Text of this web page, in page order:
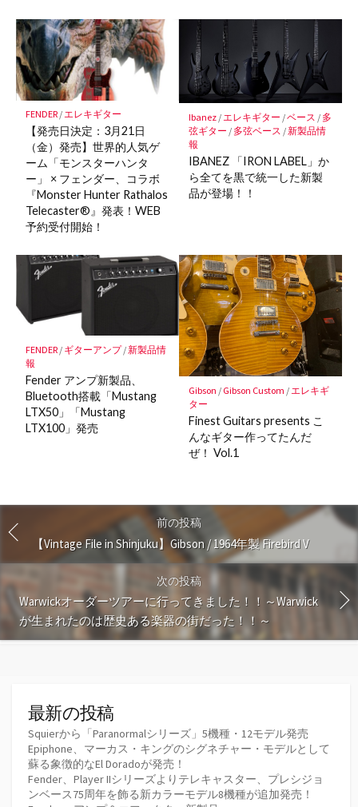
FENDER/エレキギター
【発売日決定：3月21日
（金）発売】世界的人気ゲ
ーム「モンスターハンタ
ー」 × フェンダー、コラボ
『Monster Hunter Rathalos
Telecaster®』発表！WEB
予約受付開始！
Ibanez/ エレキギター /ベース / 多
弦ギター / 多弦ベース /新製品情
報
IBANEZ 「IRON LABEL」か
ら全てを黒で統一した新製
品が登場！！
FENDER/ ギターアンプ/新製品情
報
Fender アンプ新製品、
Bluetooth搭載「Mustang
LTX50」「Mustang
LTX100」発売
Gibson / Gibson Custom / エレキギ
ター
Finest Guitars presents こ
んなギター作ってたんだ
ぜ！ Vol.1
前の投稿
【Vintage File in Shinjuku】Gibson / 1964年製 Firebird V
次の投稿
Warwickオーダーツアーに行ってきました！！～Warwick
が生まれたのは歴史ある楽器の街だった！！～
最新の投稿
Squierから「Paranormalシリーズ」5機種・12モデル発売
Epiphone、マーカス・キングのシグネチャー・モデルとして
蘇る象徴的なEl Doradoが発売！
Fender、Player IIシリーズよりテレキャスター、プレシジョ
ンベース75周年を飾る新カラーモデル8機種が追加発売！